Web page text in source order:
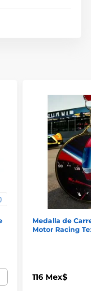
categorías
Medalla de
Motor Racing
116 Mex$